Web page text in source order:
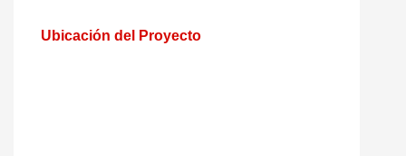
Ubicación del Proyecto